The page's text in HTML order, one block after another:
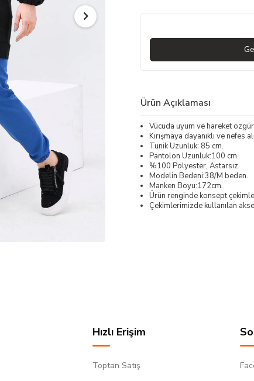
Ürün Açıklaması
Vücuda uyum ve hareket
Kırışmaya dayanıklı ve nefes
Tunik Uzunluk: 85 cm.
Pantolon Uzunluk:100 cm.
%100 Polyester, Astarsız.
Modelin Bedeni:38/M beden.
Manken Boyu:172cm.
Ürün renginde konsept
Çekimlerimizde kullanılan
Hızlı Erişim
Toptan Satış